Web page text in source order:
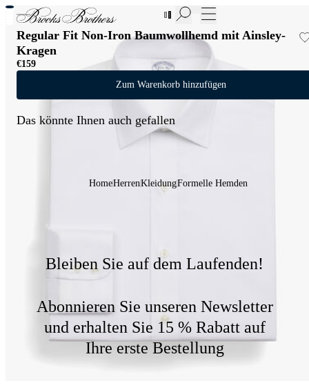
Neue Artikel im Sale | Bis zu 50% Rabatt
Regular Fit Non-Iron Baumwollhemd mit Ainsley-
Kragen
€159
Zum Warenkorb hinzufügen
Das könnte Ihnen auch gefallen
HomeHerrenKleidungFormelle Hemden
Bleiben Sie auf dem Laufenden!
Abonnieren Sie unseren Newsletter
und erhalten Sie 15 % Rabatt auf
Ihre erste Bestellung